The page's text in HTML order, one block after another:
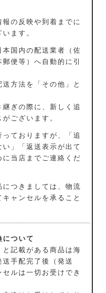
報の反映や到着までに
ます。
本国内の配送業者（佐
便等）へ自動的に引
方法を「その他」と
ぎの際に、新しく追
ございます。
っておりますが、「追
」「返送表示が出て
当店までご連絡くだ
につきましては、物流
ャンセルを承ること
ついて
と記載がある商品は海
手配完了後（発送
ルは一切お受けでき